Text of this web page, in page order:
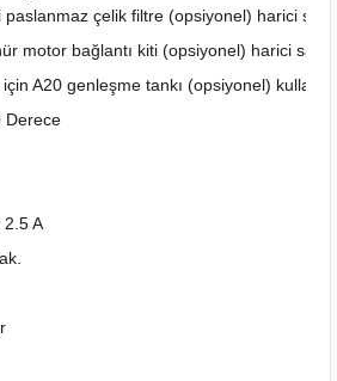
paslanmaz çelik filtre (opsiyonel) harici
motor bağlantı kiti (opsiyonel) harici satılır
A20 genleşme tankı (opsiyonel)
Derece
A